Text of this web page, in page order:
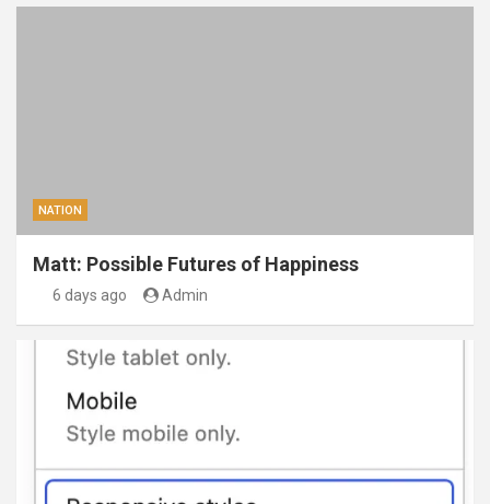
NATION
Matt: Possible Futures of Happiness
6 days ago Admin